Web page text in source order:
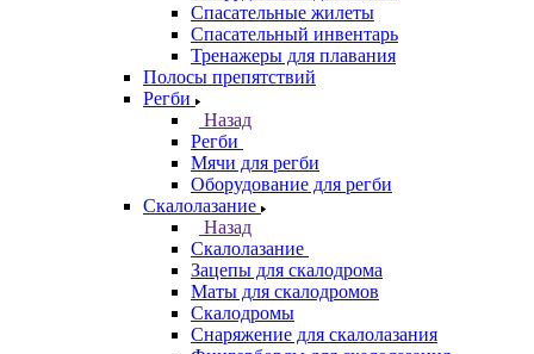
Спасательные жилеты
Спасательный инвентарь
Тренажеры для плавания
Полосы препятствий
Регби
Назад
Регби
Мячи для регби
Оборудование для регби
Скалолазание
Назад
Скалолазание
Зацепы для скалодрома
Маты для скалодромов
Скалодромы
Снаряжение для скалолазания